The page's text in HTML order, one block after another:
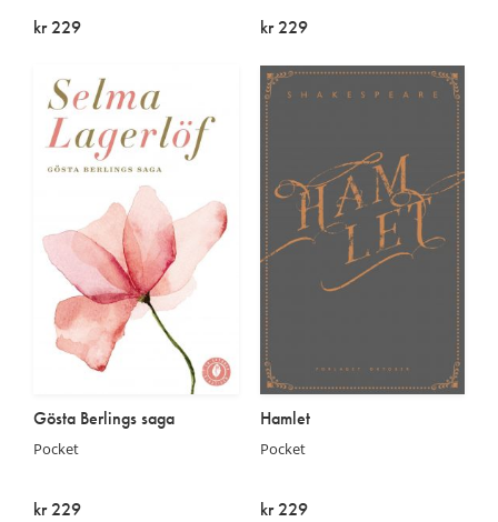
kr 229 kr 229
Gösta Berlings saga
Pocket
kr 229
Hamlet
Pocket
kr 229